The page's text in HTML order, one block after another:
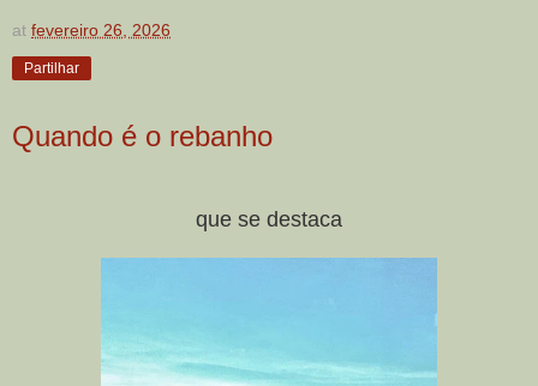
at fevereiro 26, 2026
Partilhar
Quando é o rebanho
que se destaca